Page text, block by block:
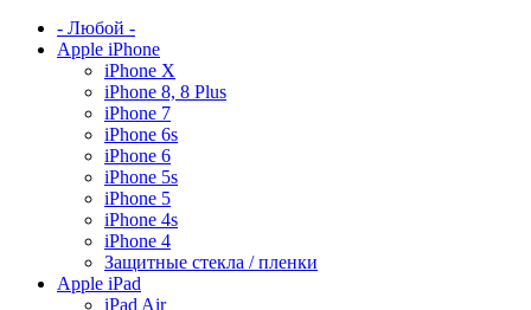
- Любой -
Apple iPhone
iPhone X
iPhone 8, 8 Plus
iPhone 7
iPhone 6s
iPhone 6
iPhone 5s
iPhone 5
iPhone 4s
iPhone 4
Защитные стекла / пленки
Apple iPad
iPad Air